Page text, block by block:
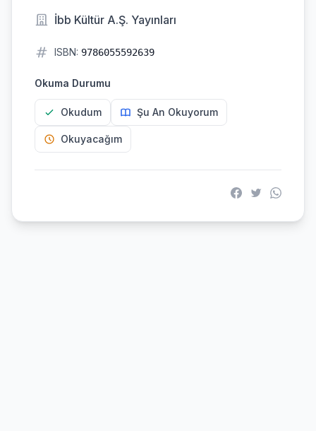
İbb Kültür A.Ş. Yayınları
ISBN: 9786055592639
Okuma Durumu
Okudum Şu An Okuyorum
Okuyacağım